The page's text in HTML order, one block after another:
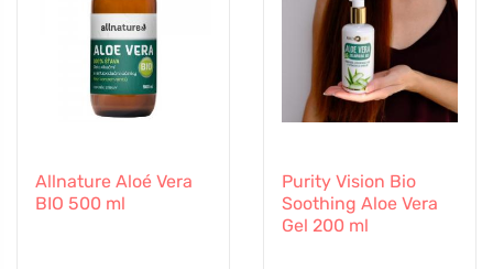
Allnature Aloé Vera
BIO 500 ml
Purity Vision Bio
Soothing Aloe Vera
Gel 200 ml